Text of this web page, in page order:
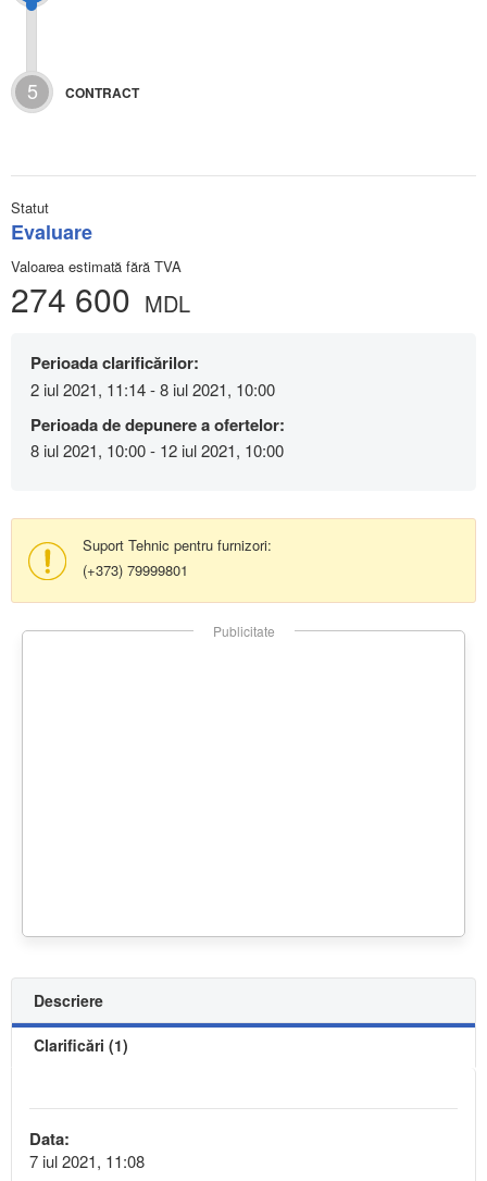
5 CONTRACT
Statut
Evaluare
Valoarea estimată fără TVA
274 600 MDL
Perioada clarificărilor:
2 iul 2021, 11:14 - 8 iul 2021, 10:00
Perioada de depunere a ofertelor:
8 iul 2021, 10:00 - 12 iul 2021, 10:00
Suport Tehnic pentru furnizori:
(+373) 79999801
Publicitate
Descriere
Clarificări (1)
Data:
7 iul 2021, 11:08